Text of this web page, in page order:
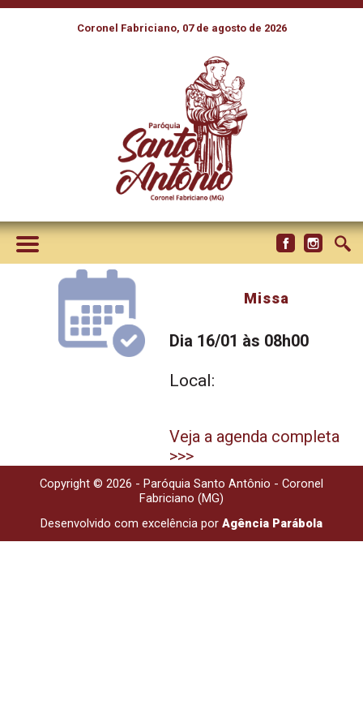
Coronel Fabriciano, 07 de agosto de 2026
Missa
Dia 16/01 às 08h00
Local:
Veja a agenda completa
>>>
Copyright © 2026 - Paróquia Santo Antônio - Coronel
Fabriciano (MG)
Desenvolvido com excelência por Agência Parábola